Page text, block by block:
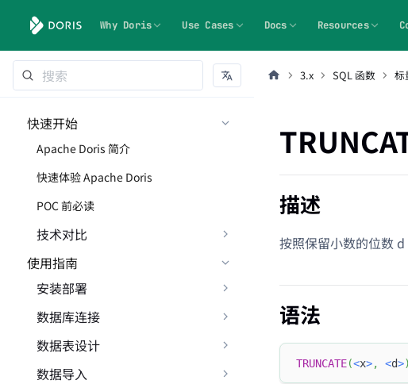
Why Doris Use Cases Docs Resources
快速开始
Apache Doris 简介
快速体验 Apache Doris
POC 前必读
技术对比
使用指南
安装部署
数据库连接
数据表设计
数据导入
3.x SQL 函数 标
描述
按照保留小数的位数 d
语法
TRUNCATE(<x>, <d>)